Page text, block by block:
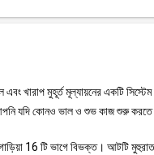
এবং খারাপ মুহূর্ত মূল্যায়নের একটি
যদি কোনও ভাল ও শুভ কাজ শুরু করতে
16 টি ভাগে বিভক্ত। আটটি